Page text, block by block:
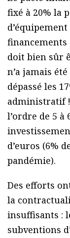
fixé à 20% la
financements
doit bien sûr
n’a jamais
dépassé les
administratif
l’ordre de 5 à
d’euros (6%
pandémie).
Des efforts
la
insuffisants :
subventions